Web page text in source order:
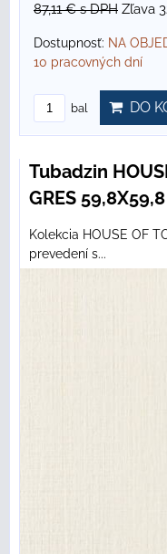
87,11 €s DPH Zľava
Dostupnosť: NA
10 pracovných dní
bal DO
Tubadzin
GRES
Kolekcia HOUSE OF
prevedení s...